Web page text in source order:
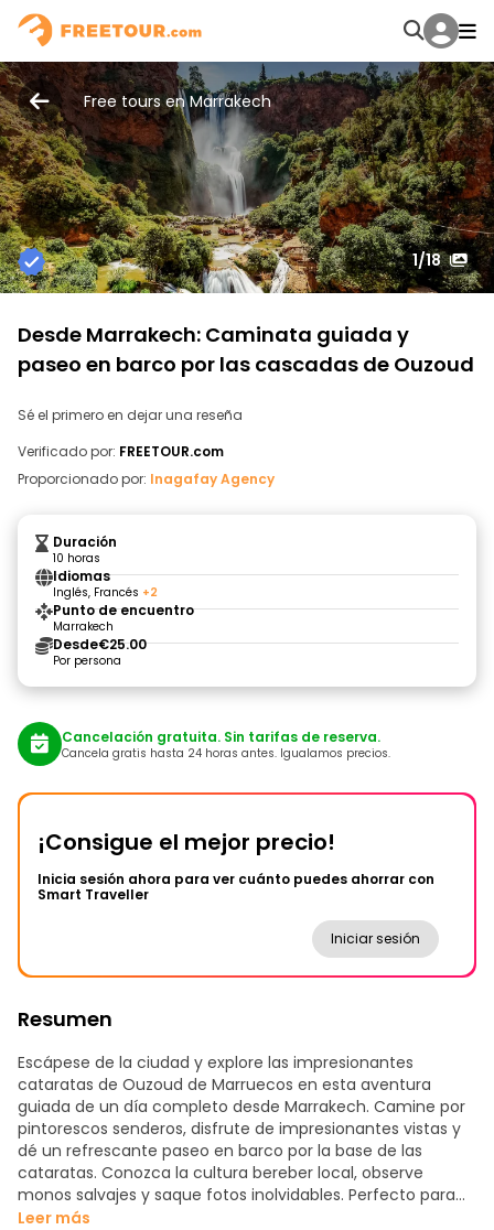
Free tours en Marrakech
1/18
Desde Marrakech: Caminata guiada y
paseo en barco por las cascadas de Ouzoud
Sé el primero en dejar una reseña
Verificado por: FREETOUR.com
Proporcionado por: Inagafay Agency
Duración
10 horas
Idiomas
Inglés, Francés +2
Punto de encuentro
Marrakech
Desde€25.00
Por persona
Cancelación gratuita. Sin tarifas de reserva.
Cancela gratis hasta 24 horas antes. Igualamos precios.
¡Consigue el mejor precio!
Inicia sesión ahora para ver cuánto puedes ahorrar con
Smart Traveller
Iniciar sesión
Resumen
Escápese de la ciudad y explore las impresionantes
cataratas de Ouzoud de Marruecos en esta aventura
guiada de un día completo desde Marrakech. Camine por
pintorescos senderos, disfrute de impresionantes vistas y
dé un refrescante paseo en barco por la base de las
cataratas. Conozca la cultura bereber local, observe
monos salvajes y saque fotos inolvidables. Perfecto para
los amantes de la naturaleza y los aventureros que deseen
Leer más